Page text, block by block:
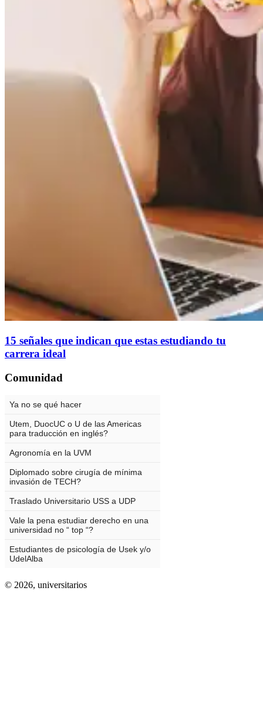
15 señales que indican que estas estudiando tu
carrera ideal
Comunidad
© 2026, universitarios